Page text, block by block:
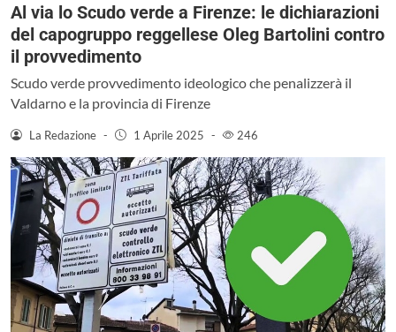
Al via lo Scudo verde a Firenze: le dichiarazioni
del capogruppo reggellese Oleg Bartolini contro
il provvedimento
Scudo verde provvedimento ideologico che penalizzerà il
Valdarno e la provincia di Firenze
La Redazione - 1 Aprile 2025 - 246